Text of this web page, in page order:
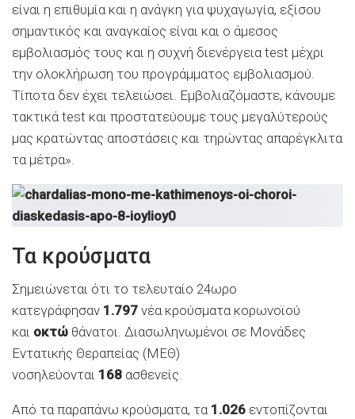
είναι η επιθυμία και η ανάγκη για ψυχαγωγία, εξίσου
σημαντικός και αναγκαίος είναι και ο άμεσος
εμβολιασμός τους και η συχνή διενέργεια test μέχρι
την ολοκλήρωση του προγράμματος εμβολιασμού.
Τίποτα δεν έχει τελειώσει. Εμβολιαζόμαστε, κάνουμε
τακτικά test και προστατεύουμε τους μεγαλύτερούς
μας κρατώντας αποστάσεις και τηρώντας απαρέγκλιτα
τα μέτρα».
Τα κρούσματα
Σημειώνεται ότι το τελευταίο 24ωρο
κατεγράφησαν 1.797 νέα κρούσματα κορωνοϊού
και οκτώ θάνατοι. Διασωληνωμένοι σε Μονάδες
Εντατικής Θεραπείας (ΜΕΘ)
νοσηλεύονται 168 ασθενείς.
Από τα παραπάνω κρούσματα, τα 1.026 εντοπίζονται